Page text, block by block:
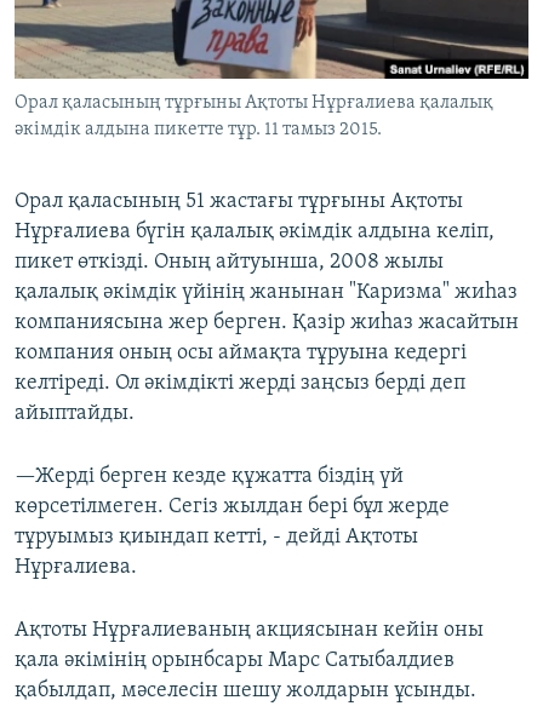
ЖАЗЫЛЫҢЫЗ
Басқа тілдерде
Орал қаласының тұрғыны Ақтоты Нұрғалиева қалалық
әкімдік алдына пикетте тұр. 11 тамыз 2015.
Орал қаласының 51 жастағы тұрғыны Ақтоты
Нұрғалиева бүгін қалалық әкімдік алдына келіп,
пикет өткізді. Оның айтуынша, 2008 жылы
қалалық әкімдік үйінің жанынан "Каризма" жиһаз
компаниясына жер берген. Қазір жиһаз жасайтын
компания оның осы аймақта тұруына кедергі
келтіреді. Ол әкімдікті жерді заңсыз берді деп
айыптайды.
—Жерді берген кезде құжатта біздің үй
көрсетілмеген. Сегіз жылдан бері бұл жерде
тұруымыз қиындап кетті, - дейді Ақтоты
Нұрғалиева.
Ақтоты Нұрғалиеваның акциясынан кейін оны
қала әкімінің орынбсары Марс Сатыбалдиев
қабылдап, мәселесін шешу жолдарын ұсынды.